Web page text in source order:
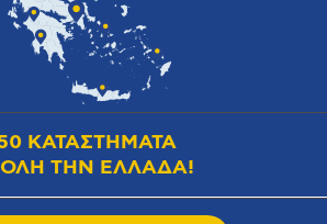
ΚΑΤΑΣΤΗΜΑΤΑ
ΤΗΝ ΕΛΛΑΔΑ!